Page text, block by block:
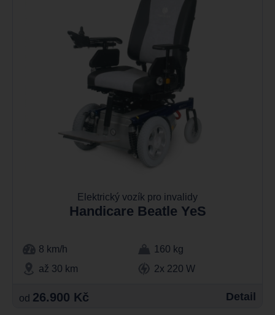
Elektrický vozík pro invalidy
Handicare Beatle YeS
8 km/h
160 kg
až 30 km
2x 220 W
od 26.900 Kč Detail